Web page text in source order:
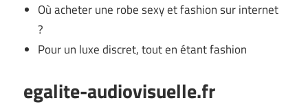
Où acheter une robe sexy et fashion sur internet
?
Pour un luxe discret, tout en étant fashion
egalite-audiovisuelle.fr